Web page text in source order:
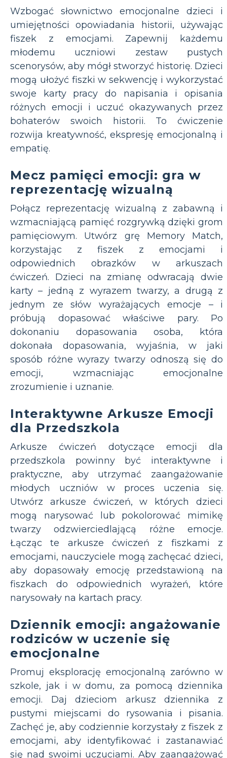
Wzbogać słownictwo emocjonalne dzieci i
umiejętności opowiadania historii, używając
fiszek z emocjami. Zapewnij każdemu
młodemu uczniowi zestaw pustych
scenorysów, aby mógł stworzyć historię. Dzieci
mogą ułożyć fiszki w sekwencję i wykorzystać
swoje karty pracy do napisania i opisania
różnych emocji i uczuć okazywanych przez
bohaterów swoich historii. To ćwiczenie
rozwija kreatywność, ekspresję emocjonalną i
empatię.
Mecz pamięci emocji: gra w
reprezentację wizualną
Połącz reprezentację wizualną z zabawną i
wzmacniającą pamięć rozgrywką dzięki grom
pamięciowym. Utwórz grę Memory Match,
korzystając z fiszek z emocjami i
odpowiednich obrazków w arkuszach
ćwiczeń. Dzieci na zmianę odwracają dwie
karty – jedną z wyrazem twarzy, a drugą z
jednym ze słów wyrażających emocje – i
próbują dopasować właściwe pary. Po
dokonaniu dopasowania osoba, która
dokonała dopasowania, wyjaśnia, w jaki
sposób różne wyrazy twarzy odnoszą się do
emocji, wzmacniając emocjonalne
zrozumienie i uznanie.
Interaktywne Arkusze Emocji
dla Przedszkola
Arkusze ćwiczeń dotyczące emocji dla
przedszkola powinny być interaktywne i
praktyczne, aby utrzymać zaangażowanie
młodych uczniów w proces uczenia się.
Utwórz arkusze ćwiczeń, w których dzieci
mogą narysować lub pokolorować mimikę
twarzy odzwierciedlającą różne emocje.
Łącząc te arkusze ćwiczeń z fiszkami z
emocjami, nauczyciele mogą zachęcać dzieci,
aby dopasowały emocję przedstawioną na
fiszkach do odpowiednich wyrażeń, które
narysowały na kartach pracy.
Dziennik emocji: angażowanie
rodziców w uczenie się
emocjonalne
Promuj eksplorację emocjonalną zarówno w
szkole, jak i w domu, za pomocą dziennika
emocji. Daj dzieciom arkusz dziennika z
pustymi miejscami do rysowania i pisania.
Zachęć je, aby codziennie korzystały z fiszek z
emocjami, aby identyfikować i zastanawiać
się nad swoimi uczuciami. Aby zaangażować